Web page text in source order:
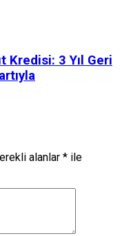
Kredisi: 3 Yıl Geri
alanlar * ile